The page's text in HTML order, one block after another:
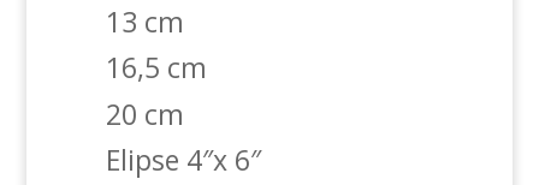
13 cm
16,5 cm
20 cm
Elipse 4″x 6″